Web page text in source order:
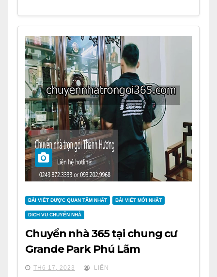
BÀI VIẾT ĐƯỢC QUAN TÂM NHẤT BÀI VIẾT MỚI NHẤT
DỊCH VỤ CHUYỂN NHÀ
Chuyển nhà 365 tại chung cư
Grande Park Phú Lãm
TH6 17, 2023 LIÊN